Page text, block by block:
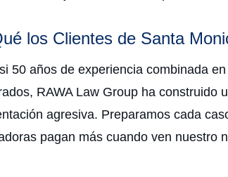
los Clientes de Santa
50 años de experiencia combinada
RAWA Law Group ha construido
agresiva. Preparamos cada
pagan más cuando ven nuestro